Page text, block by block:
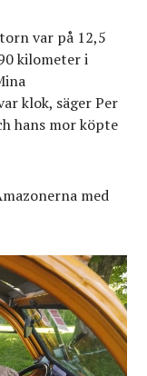
var på 12,5
kilometer i
klok, säger Per
hans mor köpte
med